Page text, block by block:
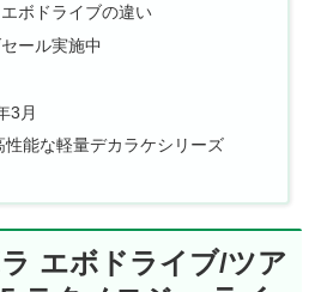
ボドライブの違い
ール実施中
3月
性能な軽量デカラケシリーズ
エボドライブ/ツア